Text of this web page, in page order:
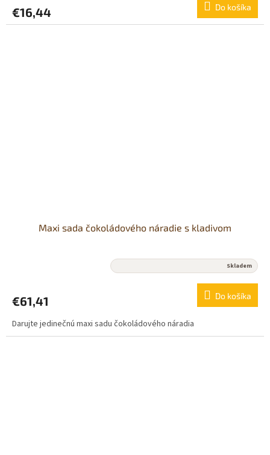
€16,44 Do košíka
Maxi sada čokoládového náradie s kladivom
je
z
5
Skladem
€61,41 Do košíka
Darujte jedinečnú maxi sadu čokoládového náradia